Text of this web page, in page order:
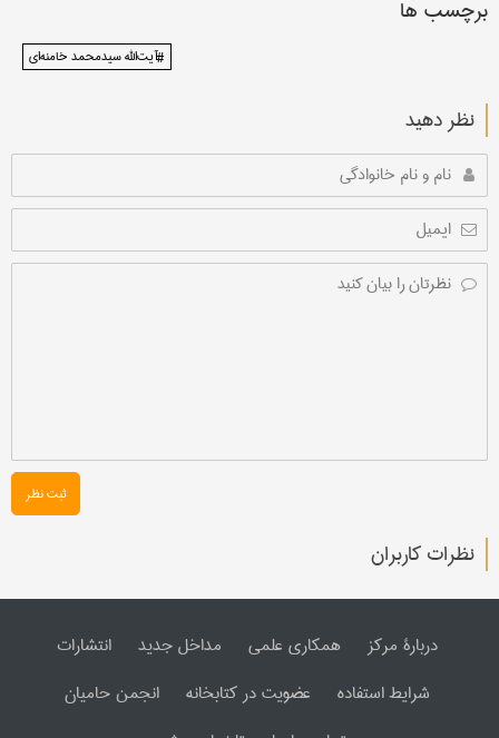
برچسب ها
#آیت‌الله سیدمحمد خامنه‌ای
نظر دهید
ثبت نظر
نظرات کاربران
دربارۀ مرکز همکاری علمی مداخل جدید
انتشارات
شرایط استفاده
عضویت در کتابخانه
انجمن حامیان